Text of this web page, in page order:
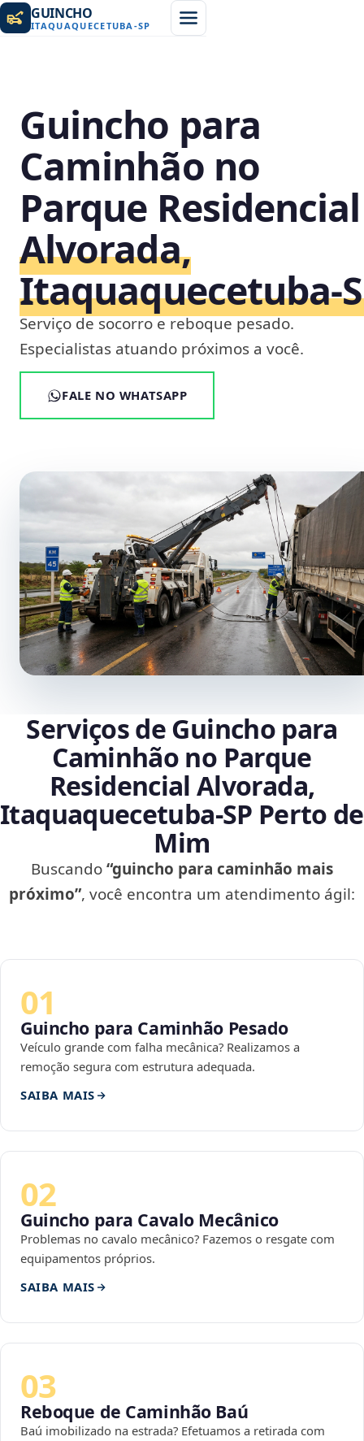
GUINCHO
ITAQUAQUECETUBA -SP
Guincho para
Caminhão no
Parque Residencial
Alvorada,
Serviço de socorro e reboque pesado.
Especialistas atuando próximos a você.
FALE NO WHATSAPP
Serviços de Guincho para
Caminhão no Parque
Residencial Alvorada,
Itaquaquecetuba‑SP Perto de
Mim
Buscando“guincho para caminhão mais
próximo”, você encontra um atendimento ágil:
01
Guincho para Caminhão Pesado
Veículo grande com falha mecânica? Realizamos a
remoção segura com estrutura adequada.
SAIBA MAIS
02
Guincho para Cavalo Mecânico
Problemas no cavalo mecânico? Fazemos o resgate com
equipamentos próprios.
SAIBA MAIS
03
Reboque de Caminhão Baú
Baú imobilizado na estrada? Efetuamos a retirada com